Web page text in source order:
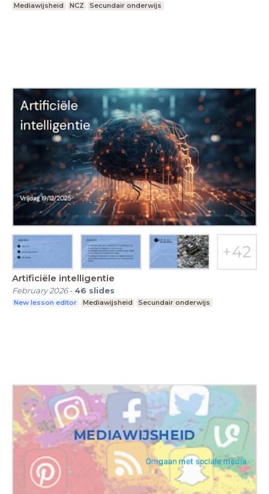
Mediawijsheid NCZ Secundair onderwijs
Artificiële intelligentie
February 2026- 46 slides
New lesson editor Mediawijsheid Secundair onderwijs